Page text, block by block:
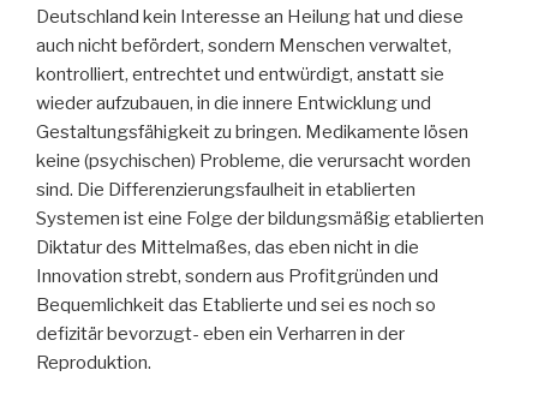
Deutschland kein Interesse an Heilung hat und diese
auch nicht befördert, sondern Menschen verwaltet,
kontrolliert, entrechtet und entwürdigt, anstatt sie
wieder aufzubauen, in die innere Entwicklung und
Gestaltungsfähigkeit zu bringen. Medikamente lösen
keine (psychischen) Probleme, die verursacht worden
sind. Die Differenzierungsfaulheit in etablierten
Systemen ist eine Folge der bildungsmäßig etablierten
Diktatur des Mittelmaßes, das eben nicht in die
Innovation strebt, sondern aus Profitgründen und
Bequemlichkeit das Etablierte und sei es noch so
defizitär bevorzugt- eben ein Verharren in der
Reproduktion.